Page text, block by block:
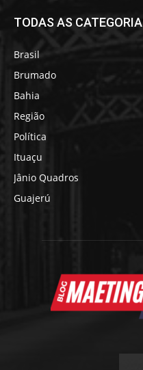
TODAS AS
Brasil
Brumado
Bahia
Região
Política
Ituaçu
Jânio Quadros
Guajerú